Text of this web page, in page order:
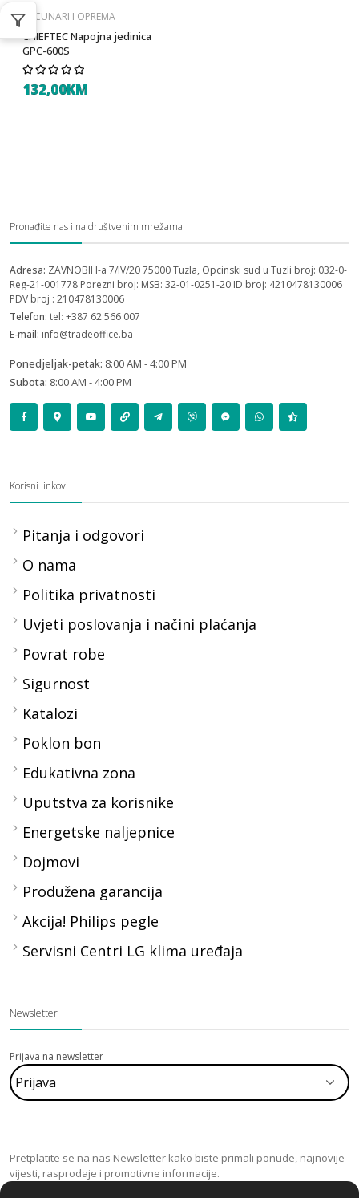
RACUNARI I OPREMA
CHIEFTEC Napojna jedinica
GPC-600S
132,00KM
Pronađite nas i na društvenim mrežama
Adresa: ZAVNOBIH-a 7/IV/20 75000 Tuzla, Opcinski sud u Tuzli broj: 032-0-
Reg-21-001778 Porezni broj: MSB: 32-01-0251-20 ID broj: 4210478130006
PDV broj : 210478130006
Telefon: tel: +387 62 566 007
E-mail: info@tradeoffice.ba
Ponedjeljak-petak: 8:00 AM - 4:00 PM
Subota: 8:00 AM - 4:00 PM
Korisni linkovi
Pitanja i odgovori
O nama
Politika privatnosti
Uvjeti poslovanja i načini plaćanja
Povrat robe
Sigurnost
Katalozi
Poklon bon
Edukativna zona
Uputstva za korisnike
Energetske naljepnice
Dojmovi
Produžena garancija
Akcija! Philips pegle
Servisni Centri LG klima uređaja
Newsletter
Prijava na newsletter
Pretplatite se na nas Newsletter kako biste primali ponude, najnovije
vijesti, rasprodaje i promotivne informacije.